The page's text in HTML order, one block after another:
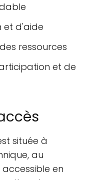
et d'aide
ressources
et de
située à
au
en